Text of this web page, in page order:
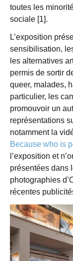
toutes les
sociale [1].
L’exposition
sensibilisation,
les alternatives
permis de sortir
queer, malades,
particulier, les
promouvoir un
représentations
notamment la
Because who is
l’exposition et
présentées dans
photographies
récentes